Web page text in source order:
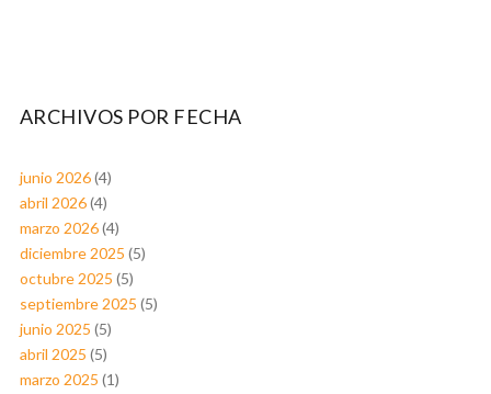
ARCHIVOS POR FECHA
junio 2026(4)
abril 2026(4)
marzo 2026(4)
diciembre 2025 (5)
octubre 2025 (5)
septiembre 2025 (5)
junio 2025 (5)
abril 2025 (5)
marzo 2025 (1)